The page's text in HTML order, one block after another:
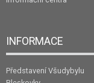
INFORMACE
Představení Všudybylu